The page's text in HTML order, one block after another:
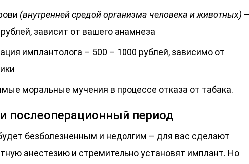
(внутренней средой организма человека и животных) –
зависит от вашего анамнеза
имплантолога – 500 – 1000 рублей, зависимо от
моральные мучения в процессе отказа от табака.
послеоперационный период
безболезненным и недолгим – для вас сделают
анестезию и стремительно установят имплант. Но